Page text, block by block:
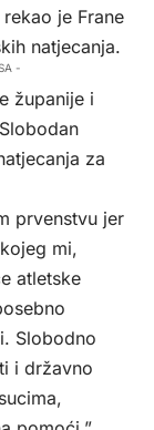
je Frane
natjecanja.
-
županije i
za
prvenstvu jer
mi,
atletske
Slobodno
i državno